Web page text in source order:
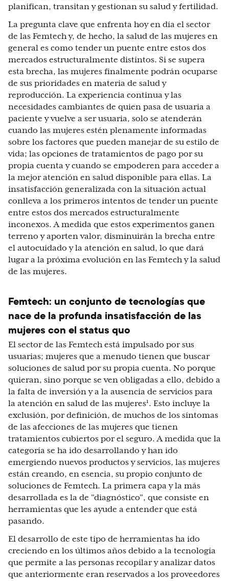
planifican, transitan y gestionan su salud y fertilidad.
La pregunta clave que enfrenta hoy en día el sector
de las Femtech y, de hecho, la salud de las mujeres en
general es como tender un puente entre estos dos
mercados estructuralmente distintos. Si se supera
esta brecha, las mujeres finalmente podrán ocuparse
de sus prioridades en materia de salud y
reproducción. La experiencia continua y las
necesidades cambiantes de quien pasa de usuaria a
paciente y vuelve a ser usuaria, solo se atenderán
cuando las mujeres estén plenamente informadas
sobre los factores que pueden manejar de su estilo de
vida; las opciones de tratamientos de pago por su
propia cuenta y cuando se empoderen para acceder a
la mejor atención en salud disponible para ellas. La
insatisfacción generalizada con la situación actual
conlleva a los primeros intentos de tender un puente
entre estos dos mercados estructuralmente
inconexos. A medida que estos experimentos ganen
terreno y aporten valor, disminuirán la brecha entre
el autocuidado y la atención en salud, lo que dará
lugar a la próxima evolución en las Femtech y la salud
de las mujeres.
Femtech: un conjunto de tecnologías que
nace de la profunda insatisfacción de las
mujeres con el status quo
El sector de las Femtech está impulsado por sus
usuarias; mujeres que a menudo tienen que buscar
soluciones de salud por su propia cuenta. No porque
quieran, sino porque se ven obligadas a ello, debido a
la falta de inversión y a la ausencia de servicios para
la atención en salud de las mujeres¹. Esto incluye la
exclusión, por definición, de muchos de los síntomas
de las afecciones de las mujeres que tienen
tratamientos cubiertos por el seguro. A medida que la
categoría se ha ido desarrollando y han ido
emergiendo nuevos productos y servicios, las mujeres
están creando, en esencia, su propio conjunto de
soluciones de Femtech. La primera capa y la más
desarrollada es la de "diagnóstico", que consiste en
herramientas que les ayude a entender que está
pasando.
El desarrollo de este tipo de herramientas ha ido
creciendo en los últimos años debido a la tecnología
que permite a las personas recopilar y analizar datos
que anteriormente eran reservados a los proveedores